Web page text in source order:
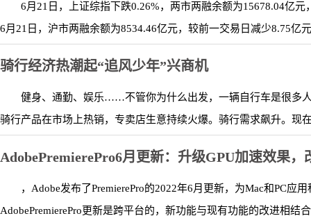
6月21日，上证综指下跌0.26%，两市两融余额为15678.04亿
6月21日，沪市两融余额为8534.46亿元，较前一交易日减少8.75亿
骑行经济热潮起“追风少年”兴商机
健身、通勤、娱乐……不管你为什么出发，一辆自行车是很多人
骑行产品在市场上热销，专卖店生意持续火爆。骑行需求飙升。现
AdobePremierePro6月更新：升级GPU加速效果，
，Adobe发布了PremierePro的2022年6月更新，为Mac和PC应
AdobePremierePro更新是跨平台的，新功能与现有功能的改进相结